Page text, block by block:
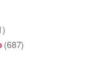
(687)